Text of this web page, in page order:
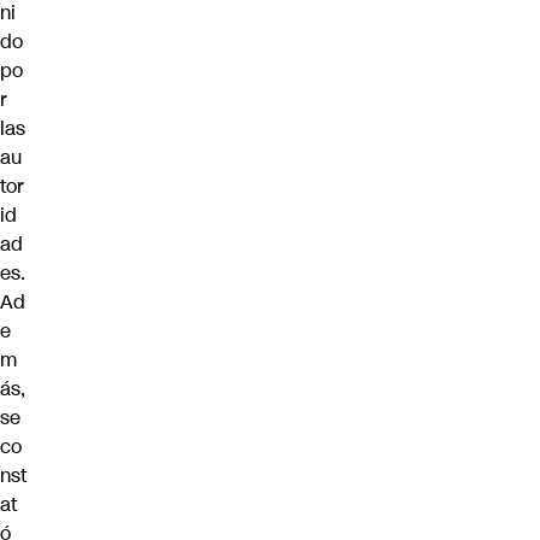
ni
do
po
r
las
au
tor
id
ad
es.
Ad
e
m
ás,
se
co
nst
at
ó